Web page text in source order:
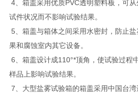
4、箱盖采用优质PVC透明塑料板，可
试件状况而不影响试验结果。
5、箱盖与箱体之间采用水密封，防止
果和腐蚀室内其它设备。
6、箱盖设计成110°*顶角，使试验过程
样品上影响试验结果。
7、大型盐雾试验箱的箱盖采用中国台